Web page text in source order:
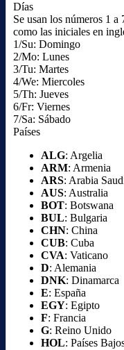
Días
Se usan los números 1 a
como las iniciales en
1/Su: Domingo
2/Mo: Lunes
3/Tu: Martes
4/We: Miercoles
5/Th: Jueves
6/Fr: Viernes
7/Sa: Sábado
Países
ALG: Argelia
ARM: Armenia
ARS: Arabia
AUS: Australia
BOT: Botswana
BUL: Bulgaria
CHN: China
CUB: Cuba
CVA: Vaticano
D: Alemania
DNK: Dinamarca
E: España
EGY: Egipto
F: Francia
G: Reino Unido
HOL: Países